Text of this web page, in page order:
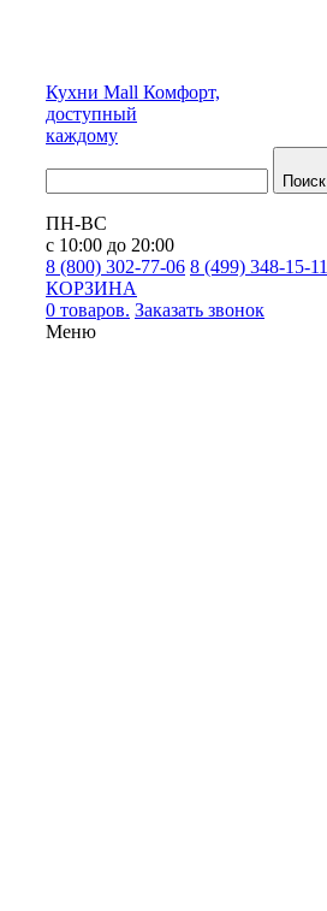
Кухни Mall Комфорт,
доступный
каждому
Поиск
ПН-ВС
с 10:00 до 20:00
8 (800) 302-77-06 8 (499) 348-15-11
КОРЗИНА
0 товаров. Заказать звонок
Меню